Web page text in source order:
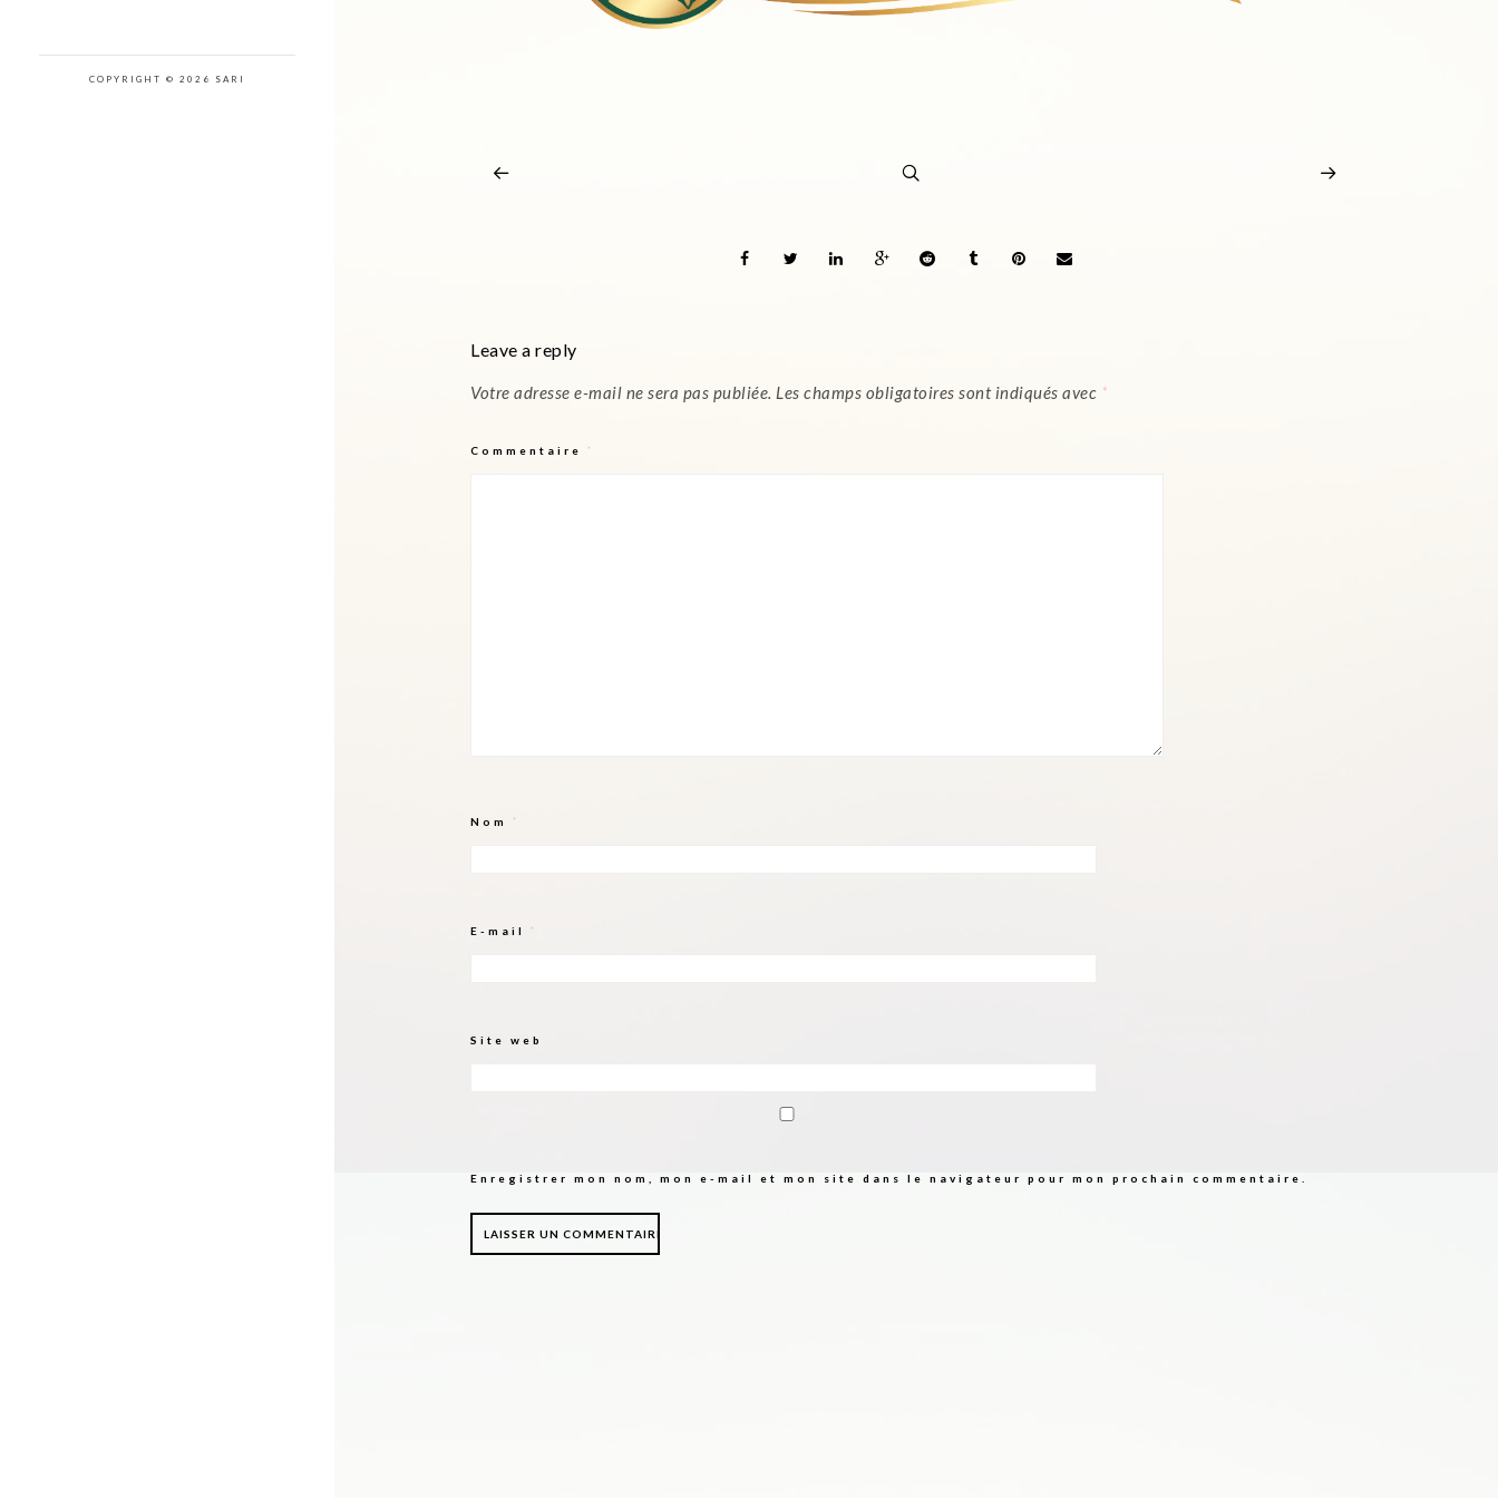
COPYRIGHT © 2026 SARI
Leave a reply
Votre adresse e-mail ne sera pas publiée. Les champs obligatoires sont indiqués avec *
Commentaire *
Nom *
E-mail *
Site web
Enregistrer mon nom, mon e-mail et mon site dans le navigateur pour mon prochain commentaire.